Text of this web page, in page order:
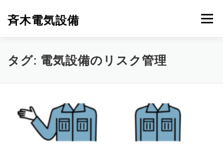
斉木電気設備 メニュー
斉木電気設備について 事例紹介 施工実績
タグ: 電気設備のリスク管理